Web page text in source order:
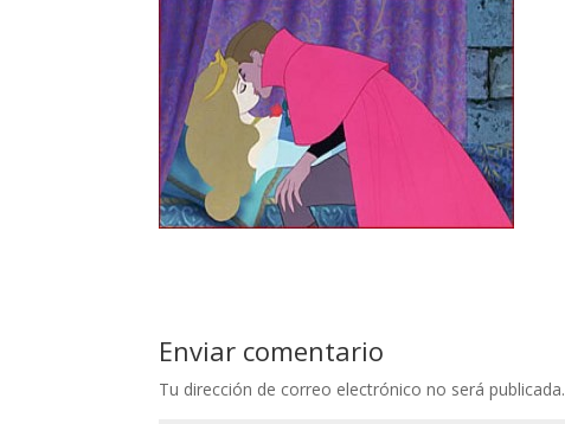
Enviar comentario
Tu dirección de correo electrónico no será publicada.